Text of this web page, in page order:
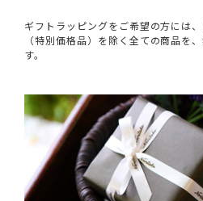
ギフトラッピングをご希望の方には
（特別価格品）を除く全ての商品を
す。